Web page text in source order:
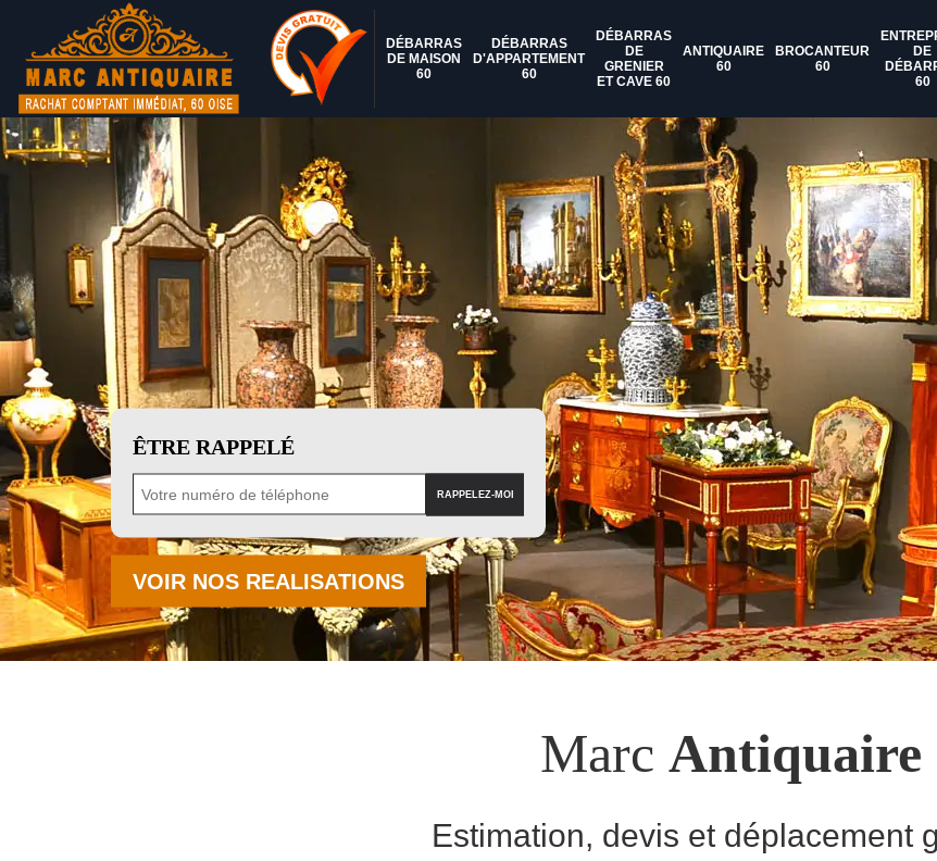
DÉBARRAS
DE MAISON
60
DÉBARRAS
D'APPARTEMENT
60
DÉBARRAS
DE
GRENIER
ET CAVE 60
ANTIQUAIRE
60
BROCANTEUR
60
DE
60
ÊTRE RAPPELÉ
VOIR NOS REALISATIONS
Marc Antiquaire
Estimation, devis et déplacement